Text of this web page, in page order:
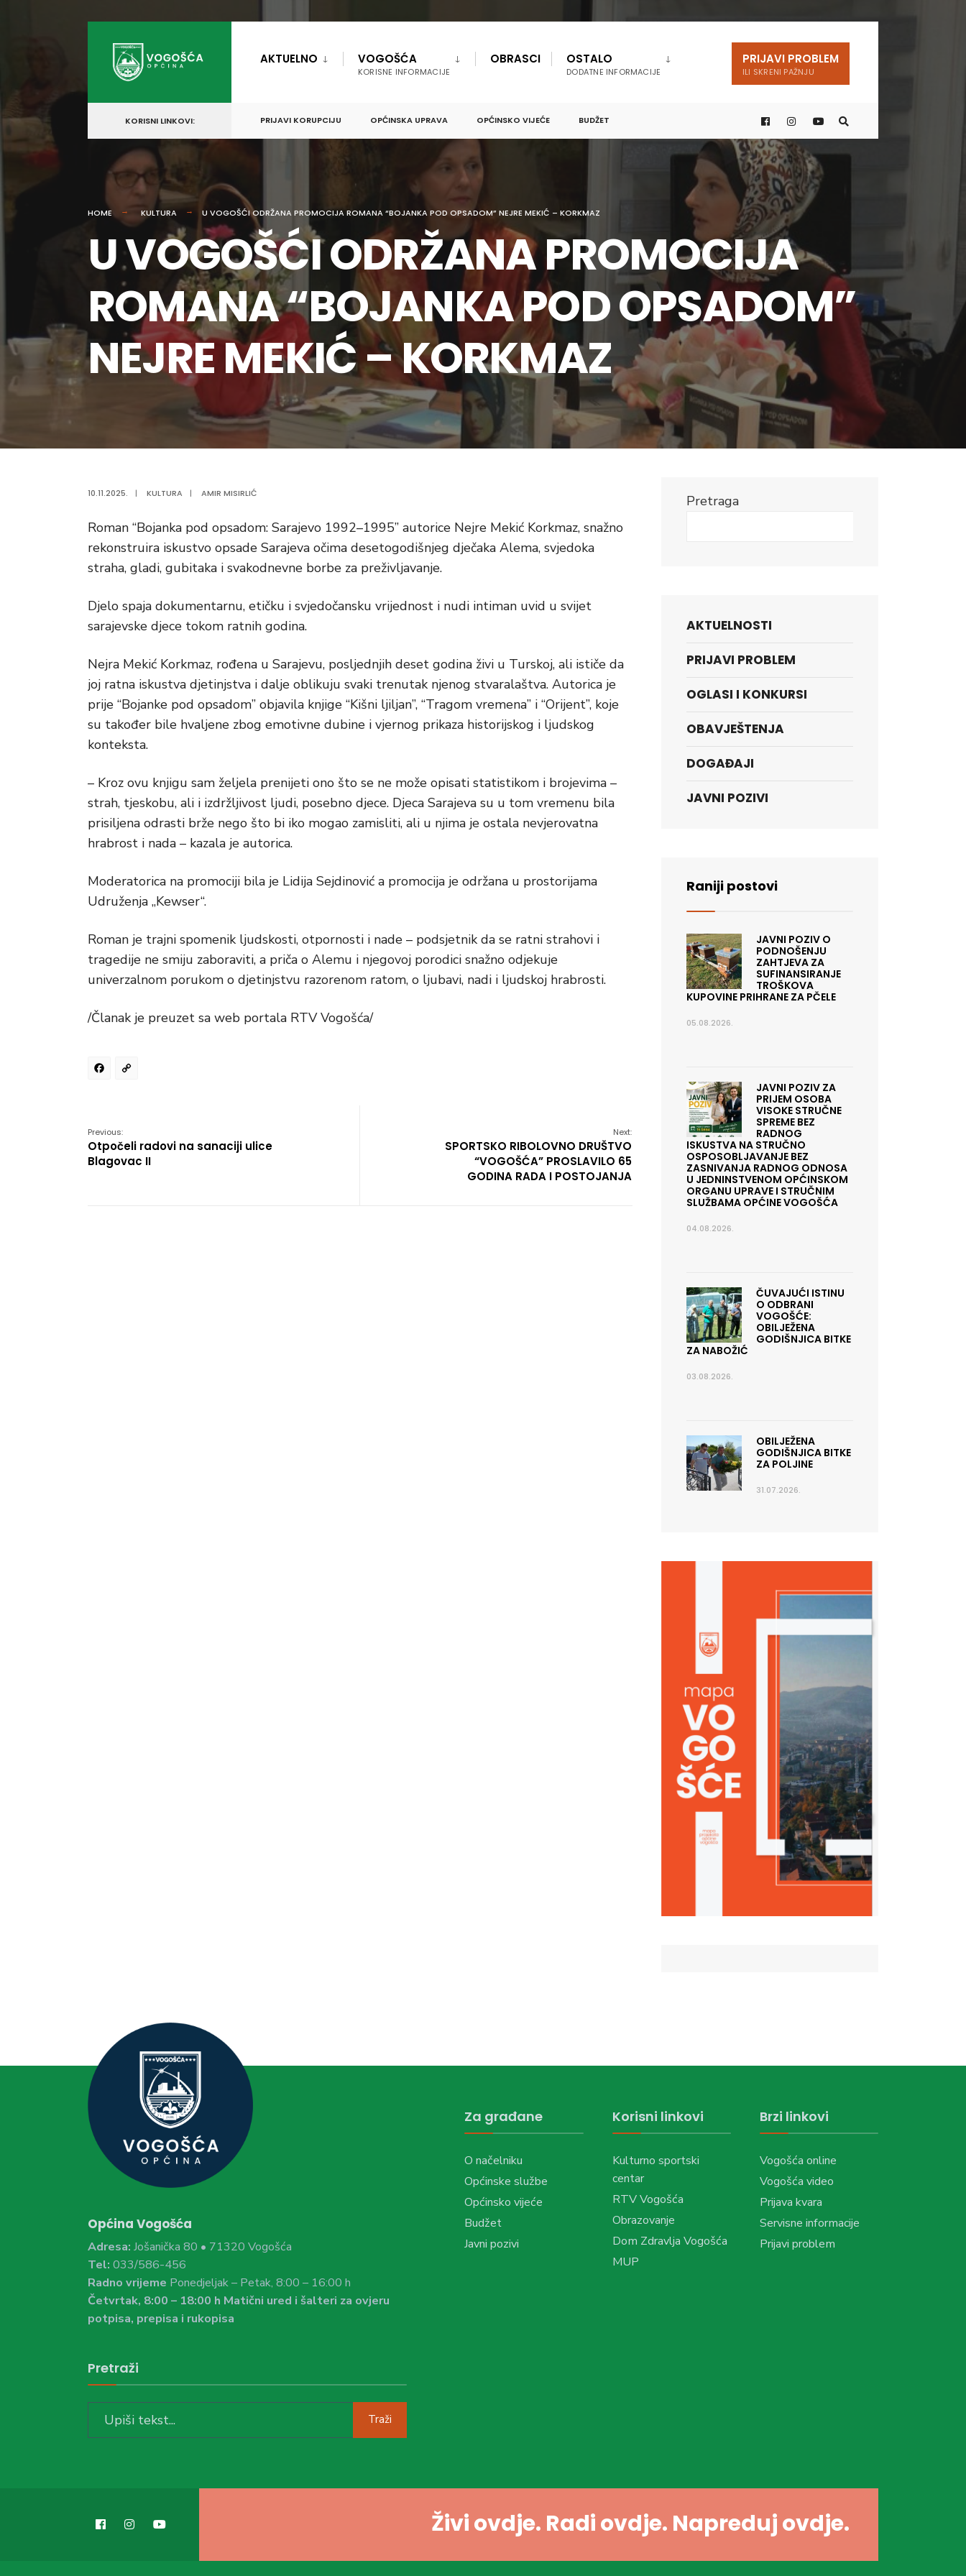
content
AKTUELNO VOGOŠĆA
KORISNE INFORMACIJE
OBRASCI OSTALO
DODATNE INFORMACIJE
PRIJAVI PROBLEM
ILI SKRENI PAŽNJU
KORISNI LINKOVI: PRIJAVI KORUPCIJU OPĆINSKA UPRAVA OPĆINSKO VIJEĆE BUDŽET
HOME KULTURA U VOGOŠĆI ODRŽANA PROMOCIJA ROMANA “BOJANKA POD OPSADOM” NEJRE MEKIĆ – KORKMAZ
U VOGOŠĆI ODRŽANA PROMOCIJA
ROMANA “BOJANKA POD OPSADOM”
NEJRE MEKIĆ – KORKMAZ
10.11.2025. | KULTURA | AMIR MISIRLIĆ
Roman “Bojanka pod opsadom: Sarajevo 1992–1995” autorice Nejre Mekić Korkmaz, snažno
rekonstruira iskustvo opsade Sarajeva očima desetogodišnjeg dječaka Alema, svjedoka
straha, gladi, gubitaka i svakodnevne borbe za preživljavanje.
Djelo spaja dokumentarnu, etičku i svjedočansku vrijednost i nudi intiman uvid u svijet
sarajevske djece tokom ratnih godina.
Nejra Mekić Korkmaz, rođena u Sarajevu, posljednjih deset godina živi u Turskoj, ali ističe da
joj ratna iskustva djetinjstva i dalje oblikuju svaki trenutak njenog stvaralaštva. Autorica je
prije “Bojanke pod opsadom” objavila knjige “Kišni ljiljan”, “Tragom vremena” i “Orijent”, koje
su također bile hvaljene zbog emotivne dubine i vjernog prikaza historijskog i ljudskog
konteksta.
– Kroz ovu knjigu sam željela prenijeti ono što se ne može opisati statistikom i brojevima –
strah, tjeskobu, ali i izdržljivost ljudi, posebno djece. Djeca Sarajeva su u tom vremenu bila
prisiljena odrasti brže nego što bi iko mogao zamisliti, ali u njima je ostala nevjerovatna
hrabrost i nada – kazala je autorica.
Moderatorica na promociji bila je Lidija Sejdinović a promocija je održana u prostorijama
Udruženja „Kewser“.
Roman je trajni spomenik ljudskosti, otpornosti i nade – podsjetnik da se ratni strahovi i
tragedije ne smiju zaboraviti, a priča o Alemu i njegovoj porodici snažno odjekuje
univerzalnom porukom o djetinjstvu razorenom ratom, o ljubavi, nadi i ljudskoj hrabrosti.
/Članak je preuzet sa web portala RTV Vogošća/
Facebook
Previous:
Otpočeli radovi na sanaciji ulice
Blagovac II
Next:
SPORTSKO RIBOLOVNO DRUŠTVO
“VOGOŠĆA” PROSLAVILO 65
GODINA RADA I POSTOJANJA
Pretraga
AKTUELNOSTI
PRIJAVI PROBLEM
OGLASI I KONKURSI
OBAVJEŠTENJA
DOGAĐAJI
JAVNI POZIVI
Raniji postovi
JAVNI POZIV O
PODNOŠENJU
ZAHTJEVA ZA
SUFINANSIRANJE
TROŠKOVA
KUPOVINE PRIHRANE ZA PČELE
05.08.2026.
JAVNI POZIV ZA
PRIJEM OSOBA
VISOKE STRUČNE
SPREME BEZ
RADNOG
ISKUSTVA NA STRUČNO
OSPOSOBLJAVANJE BEZ
ZASNIVANJA RADNOG ODNOSA
U JEDNINSTVENOM OPĆINSKOM
ORGANU UPRAVE I STRUČNIM
SLUŽBAMA OPĆINE VOGOŠĆA
04.08.2026.
ČUVAJUĆI ISTINU
O ODBRANI
VOGOŠĆE:
OBILJEŽENA
GODIŠNJICA BITKE
ZA NABOŽIĆ
03.08.2026.
OBILJEŽENA
GODIŠNJICA BITKE
ZA POLJINE
31.07.2026.
Općina Vogošća
Adresa: Jošanička 80 • 71320 Vogošća
Tel: 033/586-456
Radno vrijeme Ponedjeljak – Petak, 8:00 – 16:00 h
Četvrtak, 8:00 – 18:00 h Matični ured i šalteri za ovjeru
potpisa, prepisa i rukopisa
Pretraži
Traži
Za građane
O načelniku
Općinske službe
Općinsko vijeće
Budžet
Javni pozivi
Korisni linkovi
Kulturno sportski
centar
RTV Vogošća
Obrazovanje
Dom Zdravlja Vogošća
MUP
Brzi linkovi
Vogošća online
Vogošća video
Prijava kvara
Servisne informacije
Prijavi problem
Živi ovdje. Radi ovdje. Napreduj ovdje.